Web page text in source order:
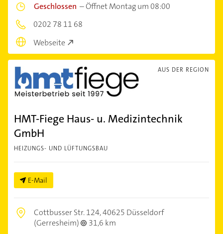
Geschlossen –Öffnet Montag um 08:00
0202 78 11 68
Webseite
AUS DER REGION
HMT-Fiege Haus- u. Medizintechnik
GmbH
HEIZUNGS- UND LÜFTUNGSBAU
E-Mail
Cottbusser Str. 124,40625 Düsseldorf
(Gerresheim)
31,6 km